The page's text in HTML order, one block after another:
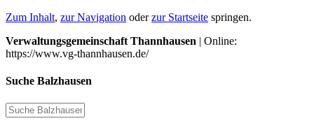
Zum Inhalt, zur Navigation oderzur Startseite springen.
Verwaltungsgemeinschaft Thannhausen | Online:
https://www.vg-thannhausen.de/
Suche Balzhausen